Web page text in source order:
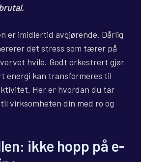
er imidlertid avgjørende. Dårlig
det stress som tærer på
hvile. Godt orkestrert gjør
energi kan transformeres til
Her er hvordan du tar
virksomheten din med ro og
ikke hopp på e-